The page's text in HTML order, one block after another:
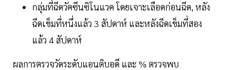
กลุ่มที่ฉีดวัคซีนซิโนแวค โดยเจาะเลือดก่อนฉีด, หลัง
ฉีดเข็มที่หนึ่งแล้ว 3 สัปดาห์ และหลังฉีดเข็มที่สอง
แล้ว 4 สัปดาห์
ผลการตรวจวัดระดับแอนติบอดี และ % ตรวจพบ